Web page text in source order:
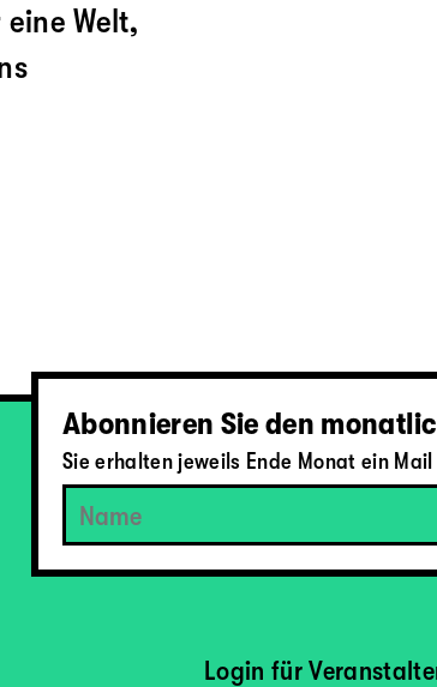
Welt,
Login für
Abonnieren Sie den
Sie erhalten jeweils Ende Monat ein